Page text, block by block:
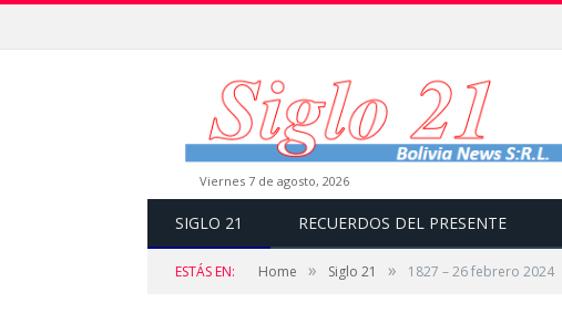
viernes 7 de agosto, 2026
SIGLO 21 RECUERDOS DEL PRESENTE
ESTÁS EN: Home » Siglo 21 » 1827 – 26 febrero 2024